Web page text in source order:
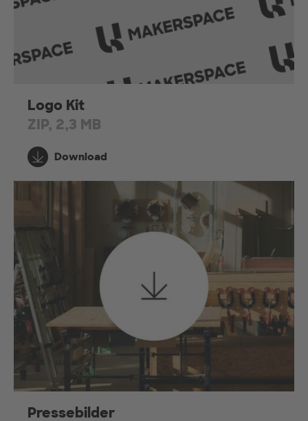
Logo Kit
ZIP, 2,3 MB
Download
Pressebilder